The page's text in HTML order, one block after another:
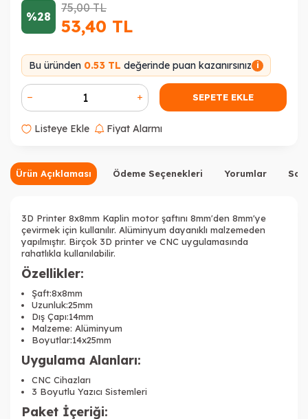
%28
75,00TL
53,40 TL
Bu üründen 0.53 TL değerinde puan kazanırsınız i
SEPETE EKLE
Listeye Ekle Fiyat Alarmı
Ürün Açıklaması Ödeme Seçenekleri Yorumlar
3D Printer 8x8mm Kaplin motor şaftını 8mm'den 8mm'ye
çevirmek için kullanılır. Alüminyum dayanıklı malzemeden
yapılmıştır. Birçok 3D printer ve CNC uygulamasında
rahatlıkla kullanılabilir.
Özellikler:
Şaft:8x8mm
Uzunluk:25mm
Dış Çapı:14mm
Malzeme: Alüminyum
Boyutlar:14x25mm
Uygulama Alanları:
CNC Cihazları
3 Boyutlu Yazıcı Sistemleri
Paket İçeriği: